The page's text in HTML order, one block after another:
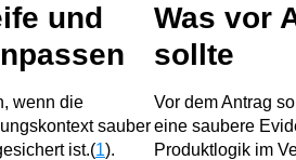
und
wenn die
sauber
ist.(1).
Was vor
sollte
Vor dem Antrag
eine saubere
Produktlogik im